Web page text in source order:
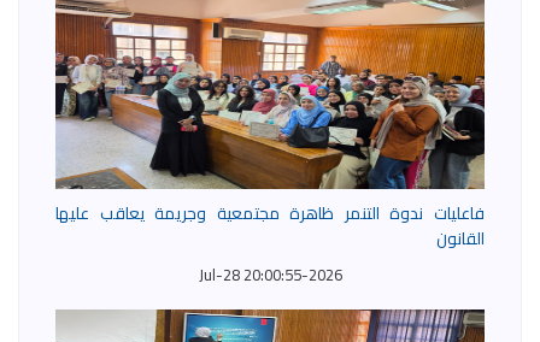
فاعليات ندوة التنمر ظاهرة مجتمعية وجريمة يعاقب عليها
القانون
2026-Jul-28 20:00:55